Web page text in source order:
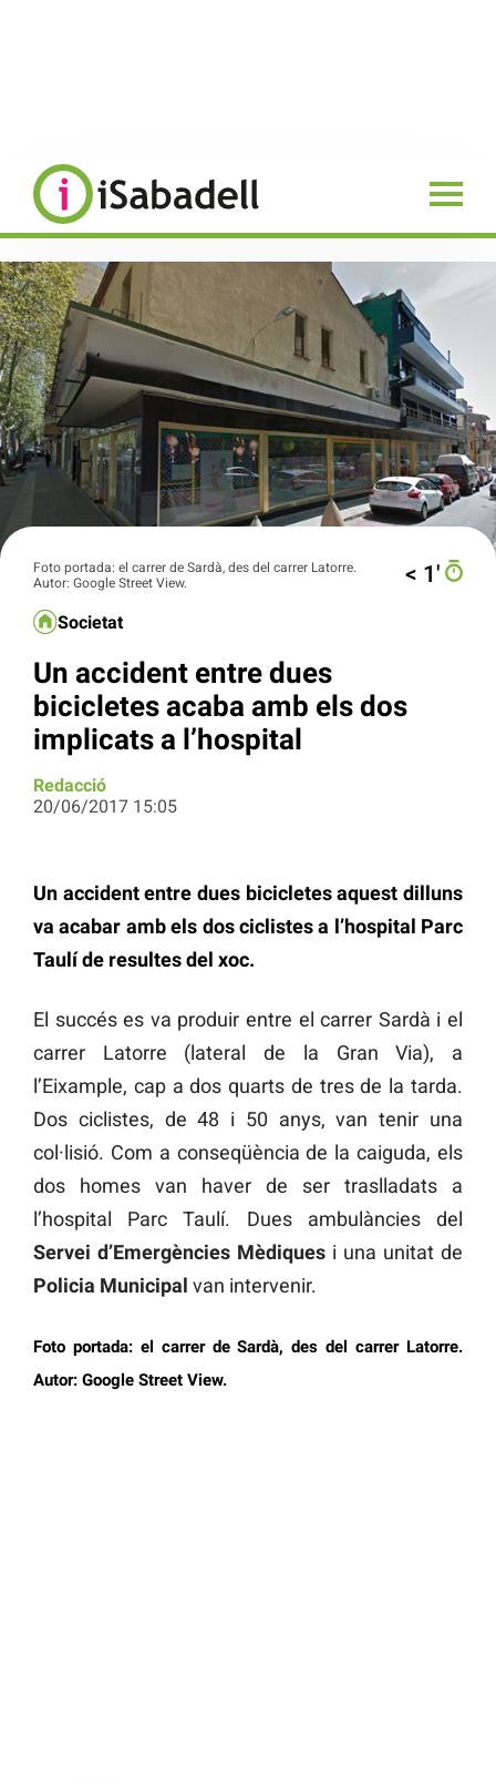
Foto portada: el carrer de Sardà, des del carrer Latorre.
Autor: Google Street View.
< 1′
Societat
Un accident entre dues
bicicletes acaba amb els dos
implicats a l’hospital
Redacció
20/06/2017 15:05
Un accident entre dues bicicletes aquest dilluns
va acabar amb els dos ciclistes a l’hospital Parc
Taulí de resultes del xoc.
El succés es va produir entre el carrer Sardà i el
carrer Latorre (lateral de la Gran Via), a
l’Eixample, cap a dos quarts de tres de la tarda.
Dos ciclistes, de 48 i 50 anys, van tenir una
col·lisió. Com a conseqüència de la caiguda, els
dos homes van haver de ser traslladats a
l’hospital Parc Taulí. Dues ambulàncies del
Servei d’Emergències Mèdiques i una unitat de
Policia Municipal van intervenir.
Foto portada: el carrer de Sardà, des del carrer Latorre.
Autor: Google Street View.